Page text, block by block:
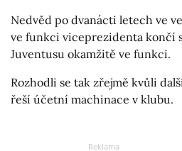
Nedvěd po dvanácti letech ve
ve funkci viceprezidenta končí
Juventusu okamžitě ve funkci.
Rozhodli se tak zřejmě kvůli
řeší účetní machinace v klubu.